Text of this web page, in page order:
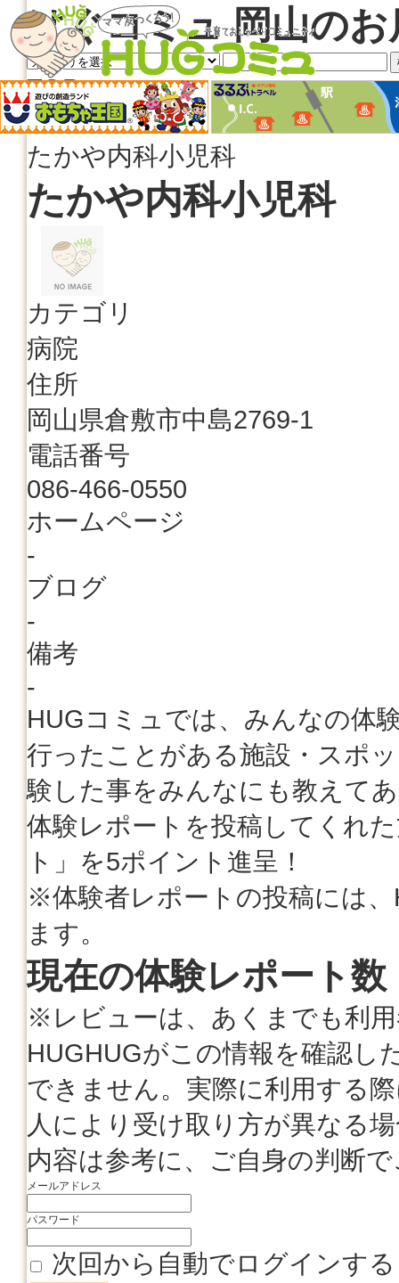
はぐコミュ 岡山の
TOP
地域情報検索
たかや内科小児科
たかや内科小児科
カテゴリ
病院
住所
岡山県倉敷市中島2769-1
電話番号
086-466-0550
ホームページ
-
ブログ
-
備考
-
HUGコミュでは、みんなの体
行ったことがある施設・スポ
験した事をみんなにも教えて
体験レポートを投稿してくれ
ト」を5ポイント進呈！
※体験者レポートの投稿には
ます。
現在の体験レポート
※レビューは、あくまでも利
HUGHUGがこの情報を確認し
できません。実際に利用する
人により受け取り方が異なる
内容は参考に、ご自身の判断
メールアドレス
パスワード
次回から自動でログインする